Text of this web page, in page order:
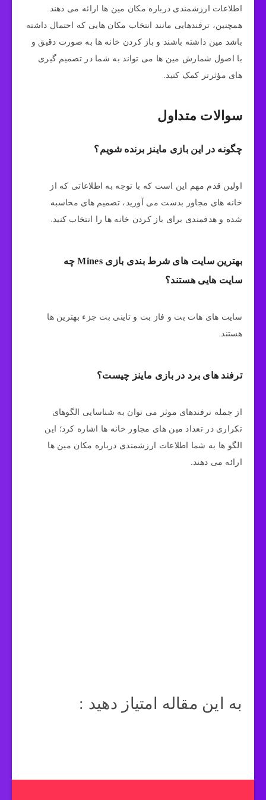
اطلاعات ارزشمندی درباره مکان مین‌ ها ارائه می‌ دهند.
همچنین، ترفندهایی مانند انتخاب مکان‌ هایی که احتمال داشته
باشد مین داشته باشند و باز کردن خانه‌ ها به صورت دقیق و
با اصول شمارش مین‌ ها می‌ تواند به شما در تصمیم‌ گیری‌
های مؤثرتر کمک کنید.
سوالات متداول
چگونه در این بازی ماینز برنده شویم؟
اولین قدم مهم این است که با توجه به اطلاعاتی که از
خانه‌ های مجاور بدست می‌ آورید، تصمیم‌ های محاسبه
شده و هدفمندی برای باز کردن خانه‌ ها را انتخاب کنید.
بهترین سایت های شرط بندی بازی Mines چه
سایت هایی هستند؟
سایت های هات بت و فاز بت و تاینی بت جزء بهترین ها
هستند.
ترفند های برد در بازی ماینز چیست؟
از جمله ترفندهای موثر می‌ توان به شناسایی الگوهای
تکراری در تعداد مین‌ های مجاور خانه‌ ها اشاره کرد؛ این
الگو ها به شما اطلاعات ارزشمندی درباره مکان مین‌ ها
ارائه می‌ دهند.
به این مقاله امتیاز دهید :